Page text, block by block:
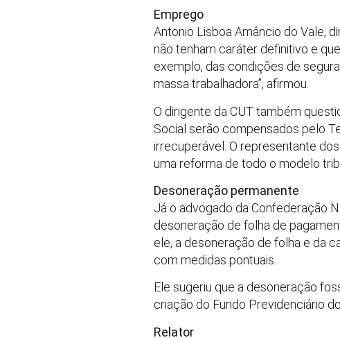
Emprego
Antonio Lisboa Amâncio do Vale,
não tenham caráter definitivo e
exemplo, das condições de
massa trabalhadora”, afirmou.
O dirigente da CUT também
Social serão compensados pelo
irrecuperável. O representante
uma reforma de todo o modelo
Desoneração permanente
Já o advogado da Confederação
desoneração de folha de
ele, a desoneração de folha e da
com medidas pontuais.
Ele sugeriu que a desoneração
criação do Fundo Previdenciário
Relator